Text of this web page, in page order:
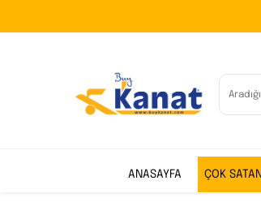
ANASAYFA ÇOK